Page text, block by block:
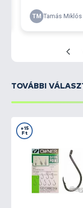
TOVÁBBI
+15
Ft